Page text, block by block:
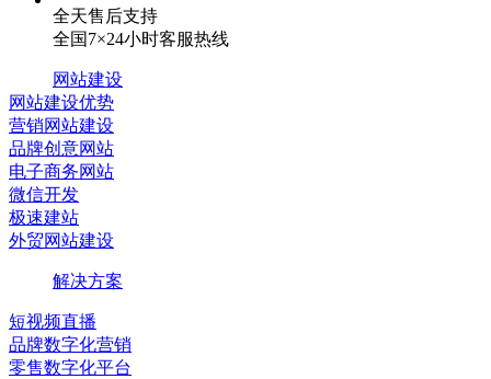
全天售后支持
全国7×24小时客服热线
网站建设
网站建设优势
营销网站建设
品牌创意网站
电子商务网站
微信开发
极速建站
外贸网站建设
解决方案
短视频直播
品牌数字化营销
零售数字化平台